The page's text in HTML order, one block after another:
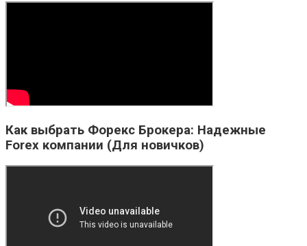
Как выбрать Форекс Брокера: Надежные
Forex компании (Для новичков)